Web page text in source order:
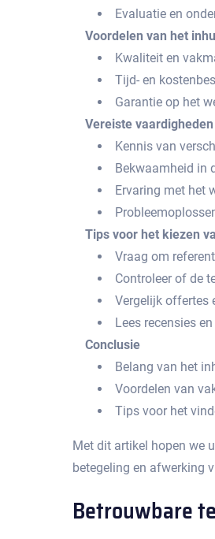
Evaluatie en
Voordelen van het
Kwaliteit en
Tijd- en
Garantie op het
Vereiste
Kennis van
Bekwaamheid in
Ervaring met het
Tips voor het kiezen
Vraag om
Controleer of de
Vergelijk offertes
Lees recensies
Conclusie
Belang van het
Voordelen van
Tips voor het
Met dit artikel hopen we
betegeling en afwerking
Betrouwbare